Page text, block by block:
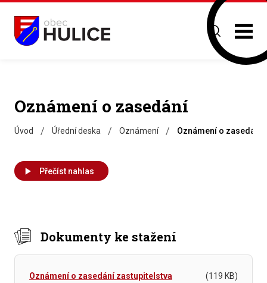
Oznámení o zasedání
Úvod / Úřední deska / Oznámení / Oznámení o zasedání
Přečíst nahlas
Dokumenty ke stažení
Oznámení o zasedání zastupitelstva
(119 KB)